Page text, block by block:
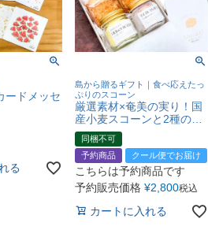
ードメッセ
る
島から贈るギフト｜食べ応えたっ
ぷりのスコーン
厳選素材×奄美の実り！国
産小麦スコーンと2種のバ
ターを味わうセット
同梱不可
予約商品
クール便でお届け
こちらは予約商品です
予約販売価格 ¥2,800税込
カートに入れる